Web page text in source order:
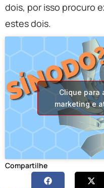
dois, por isso procuro
estes dois.
Clique para
marketing e
Compartilhe